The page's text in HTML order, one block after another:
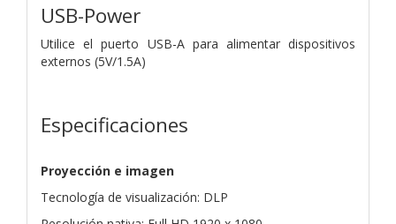
USB-Power
Utilice el puerto USB-A para alimentar dispositivos
externos (5V/1.5A)
Especificaciones
Proyección e imagen
Tecnología de visualización: DLP